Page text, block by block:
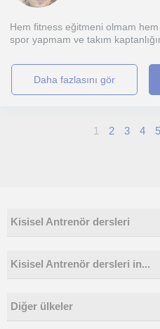
Hem fitness eğitmeni olmam
spor yapmam ve takım
daha fazlasını gör
1 2 3 4 5
Kisisel Antrenör dersleri
Kisisel Antrenör dersleri in...
Diğer ülkeler